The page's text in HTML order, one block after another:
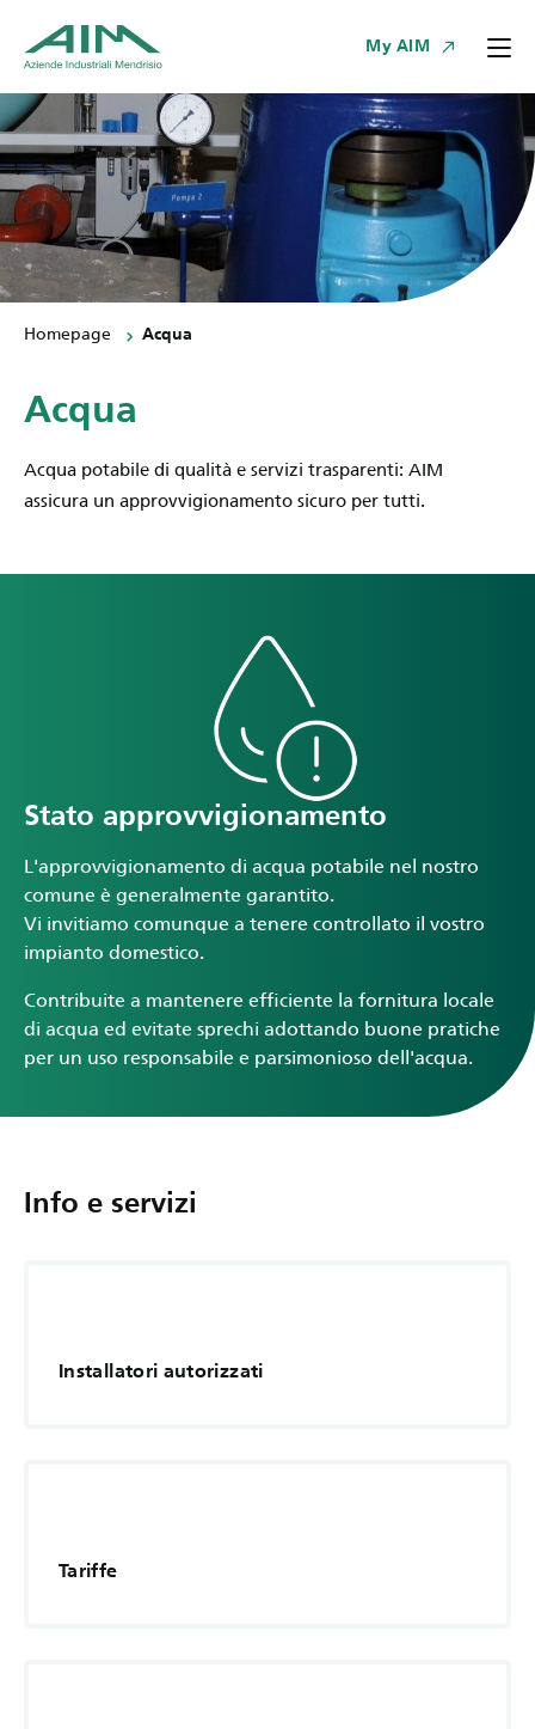
My AIM
Homepage Acqua
Acqua
Acqua potabile di qualità e servizi trasparenti: AIM
assicura un approvvigionamento sicuro per tutti.
Stato approvvigionamento
L'approvvigionamento di acqua potabile nel nostro
comune è generalmente garantito.
Vi invitiamo comunque a tenere controllato il vostro
impianto domestico.
Contribuite a mantenere efficiente la fornitura locale
di acqua ed evitate sprechi adottando buone pratiche
per un uso responsabile e parsimonioso dell'acqua.
Info e servizi
Installatori autorizzati
Tariffe